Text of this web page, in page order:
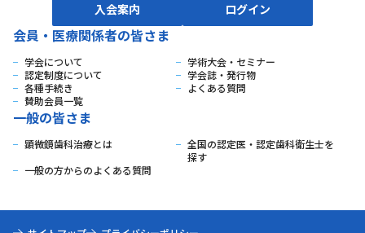
入会案内 ログイン
会員・医療関係者の皆さま
学会について
学術大会・セミナー
認定制度について
学会誌・発行物
各種手続き
よくある質問
賛助会員一覧
一般の皆さま
顕微鏡歯科治療とは
全国の認定医・認定歯科衛生士を
探す
一般の方からのよくある質問